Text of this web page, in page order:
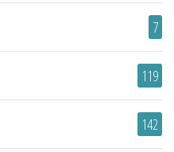
7
119
142